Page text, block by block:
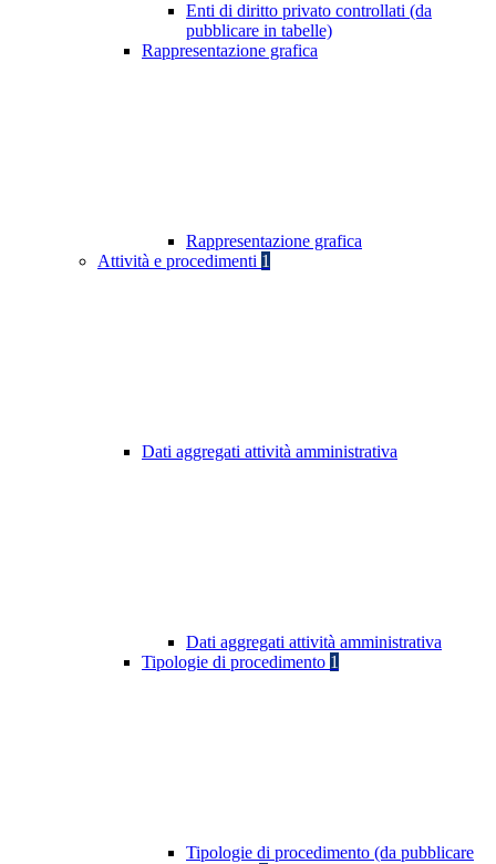
Enti di diritto privato controllati (da
pubblicare in tabelle)
Rappresentazione grafica
Rappresentazione grafica
Attività e procedimenti 1
Dati aggregati attività amministrativa
Dati aggregati attività amministrativa
Tipologie di procedimento 1
Tipologie di procedimento (da pubblicare